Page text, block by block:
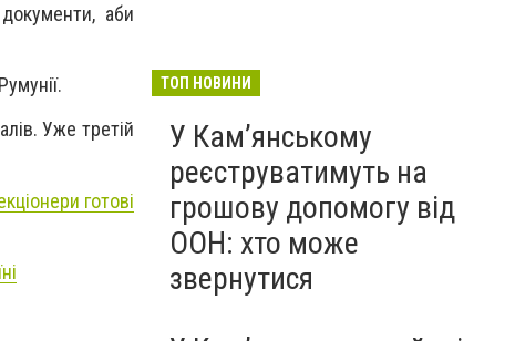
аби
Уже третій
готові
ТОП НОВИНИ
У Кам’янському
реєструватимуть на
грошову допомогу від
ООН: хто може
звернутися